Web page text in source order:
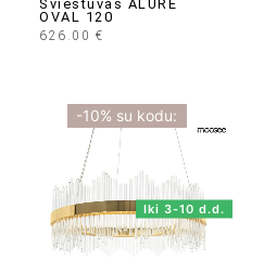
Šviestuvas ALURE
OVAL 120
626.00 €
-10% su kodu:
Iki 3-10 d.d.